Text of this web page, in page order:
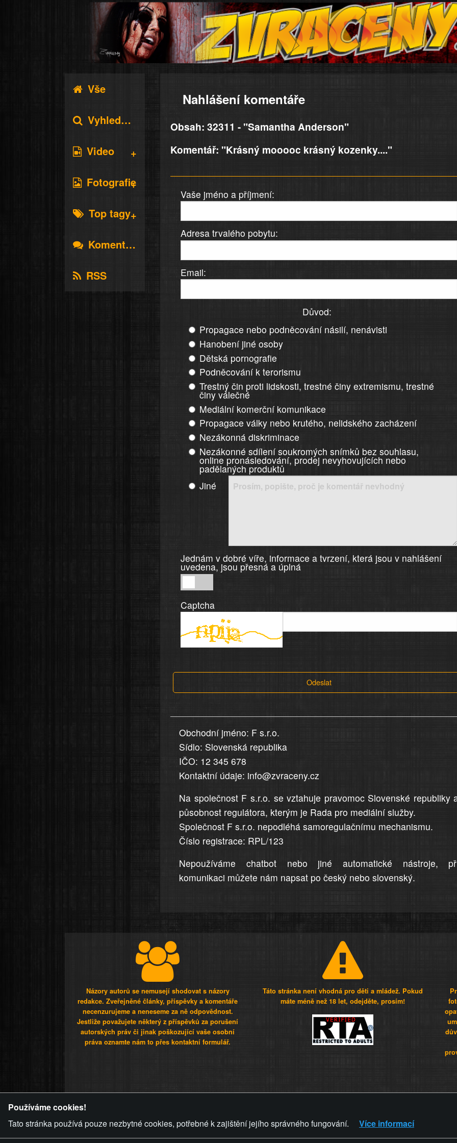
Vše
Vyhledávání
Video
Fotografie
Top tagy
Komentáře
RSS
Nahlášení komentáře
Obsah: 32311 - "Samantha Anderson"
Komentář: "Krásný mooooc krásný kozenky...."
Vaše jméno a příjmení:
Adresa trvalého pobytu:
Email:
Důvod:
Propagace nebo podněcování násilí, nenávisti
Hanobení jiné osoby
Dětská pornografie
Podněcování k terorismu
Trestný čin proti lidskosti, trestné činy extremismu, trestné
činy válečné
Mediální komerční komunikace
Propagace války nebo krutého, nelidského zacházení
Nezákonná diskriminace
Nezákonné sdílení soukromých snímků bez souhlasu,
online pronásledování, prodej nevyhovujících nebo
padělaných produktů
Jiné
Jednám v dobré víře, informace a tvrzení, která jsou v nahlášení
uvedena, jsou přesná a úplná
v
dobré
informace
v
uvedena,
jsou
přesná
a
úplná
Captcha
Odeslat
Obchodní jméno: F s.r.o.
Sídlo: Slovenská republika
IČO: 12 345 678
Kontaktní údaje: info@zvraceny.cz
Na společnost F s.r.o. se vztahuje pravomoc Slovenské republiky
působnost regulátora, kterým je Rada pro mediální služby.
Společnost F s.r.o. nepodléhá samoregulačnímu mechanismu.
Číslo registrace: RPL/123
Nepoužíváme chatbot nebo jiné automatické nástroje,
komunikaci můžete nám napsat po český nebo slovenský.
Názory autorů se nemusejí shodovat s názory
redakce. Zveřejněné články, příspěvky a komentáře
necenzurujeme a neneseme za ně odpovědnost.
Jestliže považujete některý z příspěvků za porušení
autorských práv či jinak poškozující vaše osobní
práva oznamte nám to přes kontaktní formulář.
Táto stránka není vhodná pro děti a mládež. Pokud
máte méně než 18 let, odejděte, prosím!
ZVRÁCENÝ.CZ PRAVIDLA A
Používáme cookies!
Tato stránka používá pouze nezbytné cookies, potřebné k zajištění jejího správného fungování.
Více informací